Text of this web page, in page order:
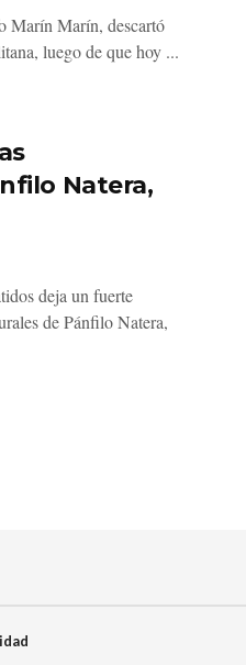
Marín Marín, descartó
luego de que hoy ...
Natera,
deja un fuerte
de Pánfilo Natera,